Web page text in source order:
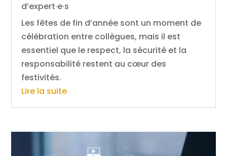
d’expert·e·s
Les fêtes de fin d’année sont un moment de
célébration entre collègues, mais il est
essentiel que le respect, la sécurité et la
responsabilité restent au cœur des
festivités.
Lire la suite